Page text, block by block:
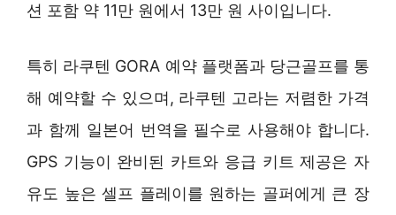
션 포함 약 11만 원에서 13만 원 사이입니다.
특히 라쿠텐 GORA 예약 플랫폼과 당근골프를 통
해 예약할 수 있으며, 라쿠텐 고라는 저렴한 가격
과 함께 일본어 번역을 필수로 사용해야 합니다.
GPS 기능이 완비된 카트와 응급 키트 제공은 자
유도 높은 셀프 플레이를 원하는 골퍼에게 큰 장